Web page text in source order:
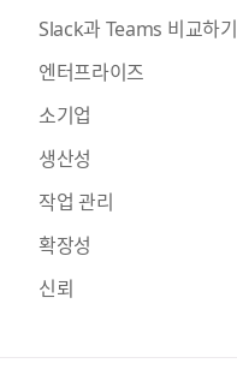
Slack과 Teams 비교하기
엔터프라이즈
소기업
생산성
작업 관리
확장성
신뢰